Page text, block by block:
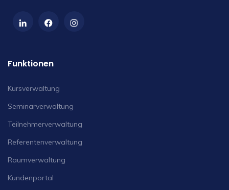
Funktionen
Kursverwaltung
Seminarverwaltung
Teilnehmerverwaltung
Referentenverwaltung
Raumverwaltung
Kundenportal